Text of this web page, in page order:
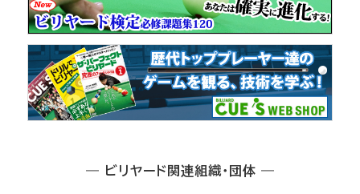
― ビリヤード関連組織・団体 ―